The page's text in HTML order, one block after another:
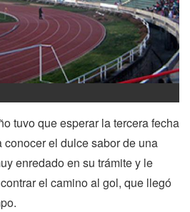
tuvo que esperar la tercera fecha
conocer el dulce sabor de una
enredado en su trámite y le
el camino al gol, que llegó